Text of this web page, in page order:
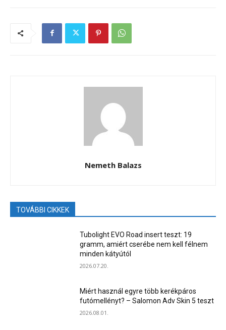
Nemeth Balazs
TOVÁBBI CIKKEK
Tubolight EVO Road insert teszt: 19
gramm, amiért cserébe nem kell félnem
minden kátyútól
2026.07.20.
Miért használ egyre több kerékpáros
futómellényt? – Salomon Adv Skin 5 teszt
2026.08.01.